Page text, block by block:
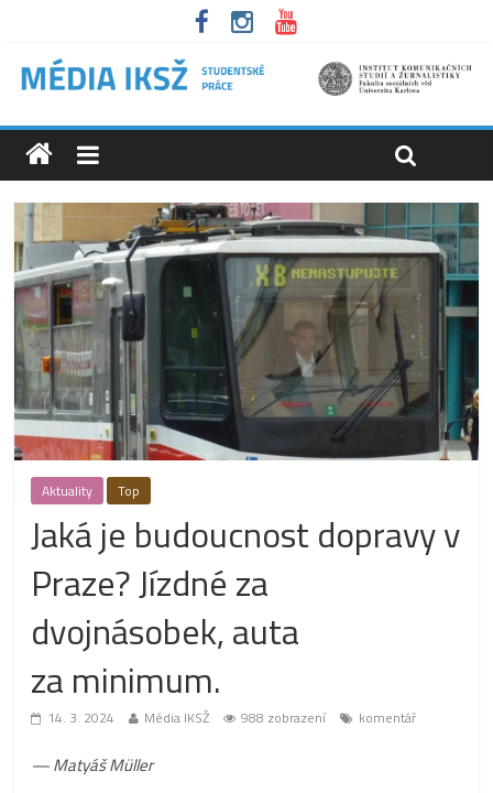
Aktuality Top
Jaká je budoucnost dopravy v
Praze? Jízdné za
dvojnásobek, auta
za minimum.
14. 3. 2024 Média IKSŽ 988 zobrazení komentář
— Matyáš Müller